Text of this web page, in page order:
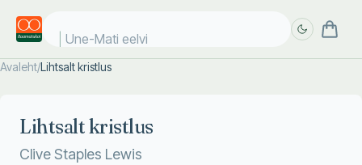
Une-Mati eelvi
Avaleht/Lihtsalt kristlus
Lihtsalt kristlus
Clive Staples Lewis